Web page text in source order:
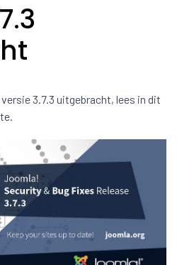
3.7.3 uitgebracht, lees in dit